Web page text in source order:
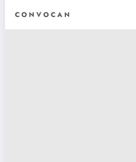
C O N V O C A N